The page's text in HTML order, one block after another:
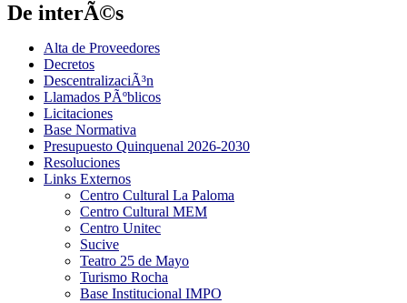
De interÃ©s
Alta de Proveedores
Decretos
DescentralizaciÃ³n
Llamados PÃºblicos
Licitaciones
Base Normativa
Presupuesto Quinquenal 2026-2030
Resoluciones
Links Externos
Centro Cultural La Paloma
Centro Cultural MEM
Centro Unitec
Sucive
Teatro 25 de Mayo
Turismo Rocha
Base Institucional IMPO